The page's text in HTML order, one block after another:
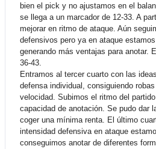
bien el pick y no ajustamos en el
se llega a un marcador de 12-33. A
mejorar en ritmo de ataque. Aún
defensivos pero ya en ataque
generando más ventajas para anotar.
36-43.
Entramos al tercer cuarto con las
defensa individual, consiguiendo
velocidad. Subimos el ritmo del
capacidad de anotación. Se pudo dar
coger una mínima renta. El último
intensidad defensiva en ataque
conseguimos anotar de diferentes